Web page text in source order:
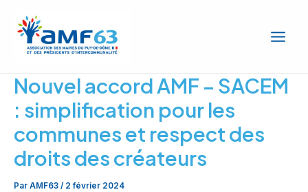
contenu
Nouvel accord AMF – SACEM
: simplification pour les
communes et respect des
droits des créateurs
Par AMF63 / 2 février 2024